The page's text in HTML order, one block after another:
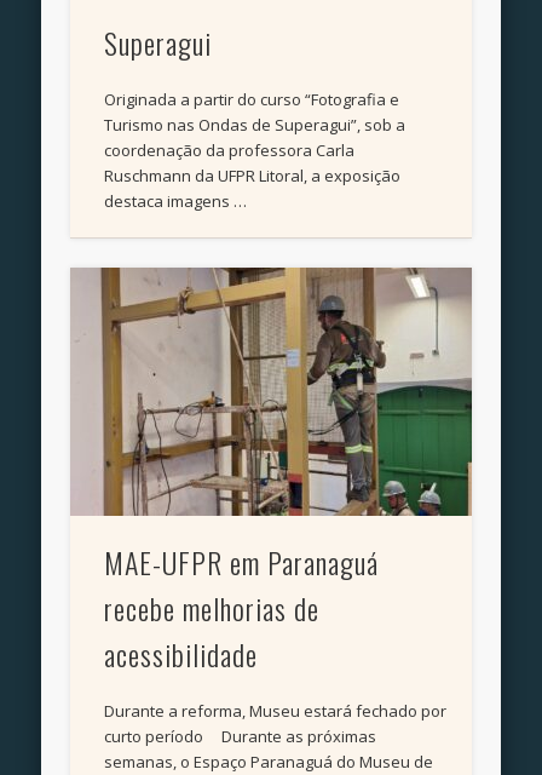
Superagui
Originada a partir do curso “Fotografia e
Turismo nas Ondas de Superagui”, sob a
coordenação da professora Carla
Ruschmann da UFPR Litoral, a exposição
destaca imagens …
MAE-UFPR em Paranaguá
recebe melhorias de
acessibilidade
Durante a reforma, Museu estará fechado por
curto período Durante as próximas
semanas, o Espaço Paranaguá do Museu de